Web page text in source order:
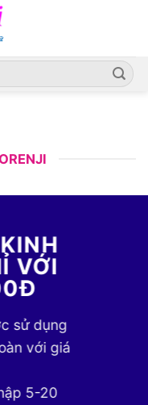
VỚI
sử dụng
với giá
5-20